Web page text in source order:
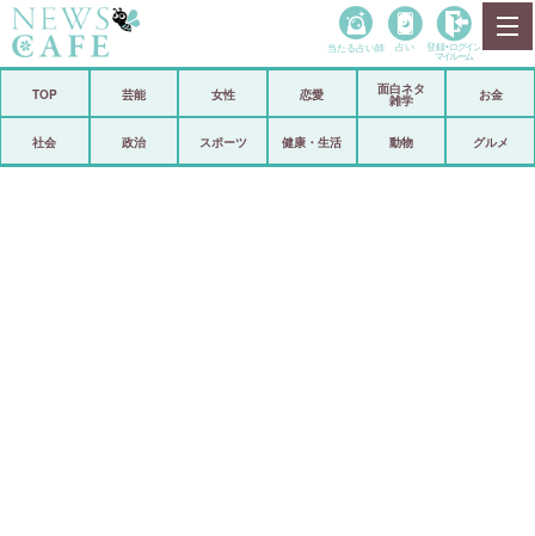
政治
当たる占い師 占い 登録• ログイン
マイルーム
TOP 芸能 女性 恋愛
面白ネタ
雑学
お金
社会 政治 スポーツ 健康・生活 動物 グルメ